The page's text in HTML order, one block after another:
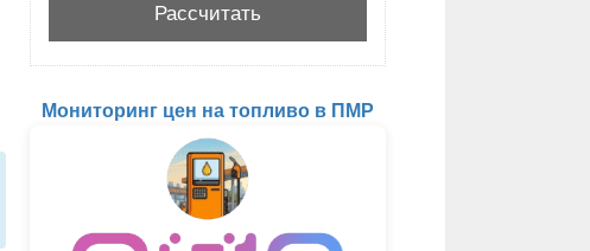
Мониторинг цен на топливо в ПМР